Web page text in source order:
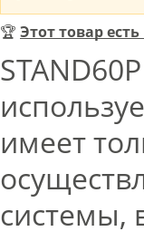
🏆 Этот товар
имеет
системы,